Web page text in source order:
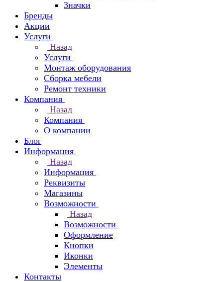
Значки
Бренды
Акции
Услуги
Назад
Услуги
Монтаж оборудования
Сборка мебели
Ремонт техники
Компания
Назад
Компания
О компании
Блог
Информация
Назад
Информация
Реквизиты
Магазины
Возможности
Назад
Возможности
Оформление
Кнопки
Иконки
Элементы
Контакты